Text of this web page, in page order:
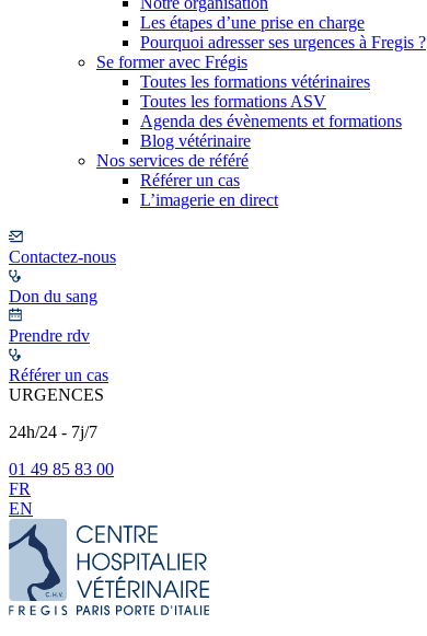
Les étapes d’une prise en charge
Pourquoi adresser ses urgences à Fregis ?
Se former avec Frégis
Toutes les formations vétérinaires
Toutes les formations ASV
Agenda des évènements et formations
Blog vétérinaire
Nos services de référé
Référer un cas
L’imagerie en direct
Contactez-nous
Don du sang
Prendre rdv
Référer un cas
URGENCES
24h/24 - 7j/7
01 49 85 83 00
FR
EN